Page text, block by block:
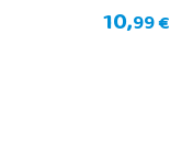
10,99 €